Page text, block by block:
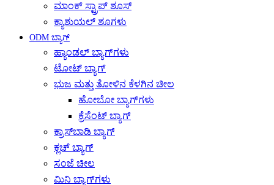
ಮಾಂಕ್ ಸ್ಟ್ರಾಪ್ ಶೂಸ್
ಕ್ಯಾಶುಯಲ್ ಶೂಗಳು
ODM ಬ್ಯಾಗ್
ಹ್ಯಾಂಡಲ್ ಬ್ಯಾಗ್‌ಗಳು
ಟೋಟ್ ಬ್ಯಾಗ್
ಭುಜ ಮತ್ತು ತೋಳಿನ ಕೆಳಗಿನ ಚೀಲ
ಹೋಬೋ ಬ್ಯಾಗ್‌ಗಳು
ಕ್ರೆಸೆಂಟ್ ಬ್ಯಾಗ್
ಕ್ರಾಸ್‌ಬಾಡಿ ಬ್ಯಾಗ್
ಕ್ಲಚ್ ಬ್ಯಾಗ್
ಸಂಜೆ ಚೀಲ
ಮಿನಿ ಬ್ಯಾಗ್‌ಗಳು